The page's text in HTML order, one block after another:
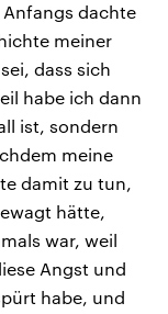
dachte
meiner
dass sich
habe ich dann
ist, sondern
meine
damit zu tun,
hätte,
war, weil
Angst und
habe, und